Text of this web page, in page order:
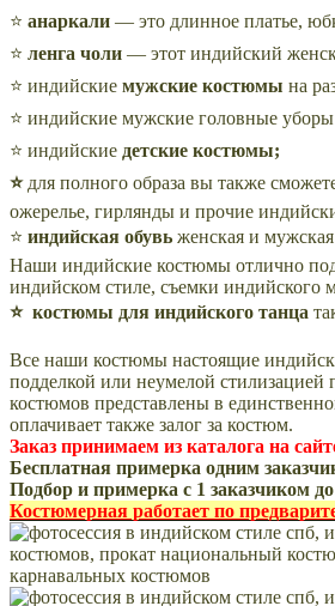
⭐ анаркали — это длинное платье,
⭐ ленга чоли — этот индийский
⭐ индийские мужские костюмы на
⭐ индийские мужские головные
⭐ индийские детские костюмы;
⭐ для полного образа вы также
ожерелье, гирлянды и прочие
⭐ индийская обувь женская и мужская
Наши индийские костюмы отлично
индийском стиле, съемки индийского
⭐ костюмы для индийского танца
Все наши костюмы настоящие
подделкой или неумелой
костюмов представлены в
оплачивает также залог за костюм.
Заказ принимаем из каталога на
Бесплатная примерка одним
Подбор и примерка с 1 заказчиком
Костюмерная работает по